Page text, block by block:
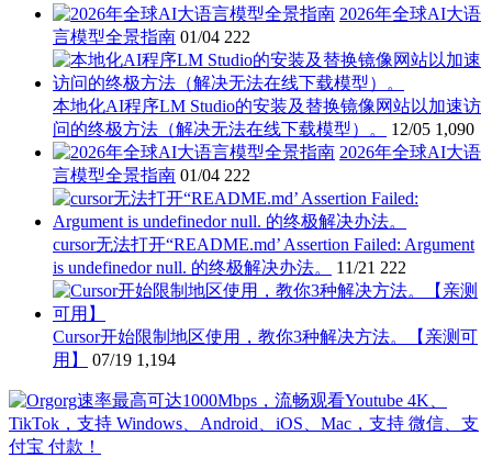
2026年全球AI大语
言模型全景指南 01/04 222
本地化AI程序LM Studio的安装及替换镜像网站以加速访
问的终极方法（解决无法在线下载模型）。
12/05 1,090
2026年全球AI大语
言模型全景指南 01/04 222
cursor无法打开“README.md’ Assertion Failed: Argument
is undefinedor null. 的终极解决办法。
11/21 222
Cursor开始限制地区使用，教你3种解决方法。【亲测可
用】
07/19 1,194